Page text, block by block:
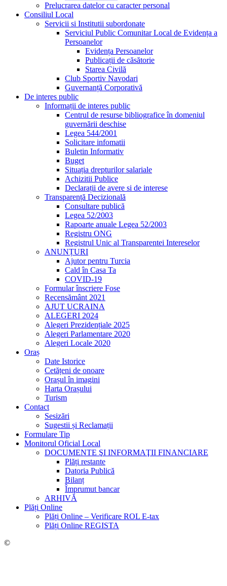
Prelucrarea datelor cu caracter personal
Consiliul Local
Servicii si Institutii subordonate
Serviciul Public Comunitar Local de Evidența a
Persoanelor
Evidența Persoanelor
Publicații de căsătorie
Starea Civilă
Club Sportiv Navodari
Guvernanță Corporativă
De interes public
Informații de interes public
Centrul de resurse bibliografice în domeniul
guvernării deschise
Legea 544/2001
Solicitare infomatii
Buletin Informativ
Buget
Situația drepturilor salariale
Achizitii Publice
Declarații de avere si de interese
Transparență Decizională
Consultare publică
Legea 52/2003
Rapoarte anuale Legea 52/2003
Registru ONG
Registrul Unic al Transparentei Intereselor
ANUNȚURI
Ajutor pentru Turcia
Cald în Casa Ta
COVID-19
Formular înscriere Fose
Recensământ 2021
AJUT UCRAINA
ALEGERI 2024
Alegeri Prezidențiale 2025
Alegeri Parlamentare 2020
Alegeri Locale 2020
Oraș
Date Istorice
Cetățeni de onoare
Orașul în imagini
Harta Orașului
Turism
Contact
Sesizări
Sugestii și Reclamații
Formulare Tip
Monitorul Oficial Local
DOCUMENTE ŞI INFORMAŢII FINANCIARE
Plăți restante
Datoria Publică
Bilanț
Împrumut bancar
ARHIVĂ
Plăți Online
Plăți Online – Verificare ROL E-tax
Plăți Online REGISTA
©